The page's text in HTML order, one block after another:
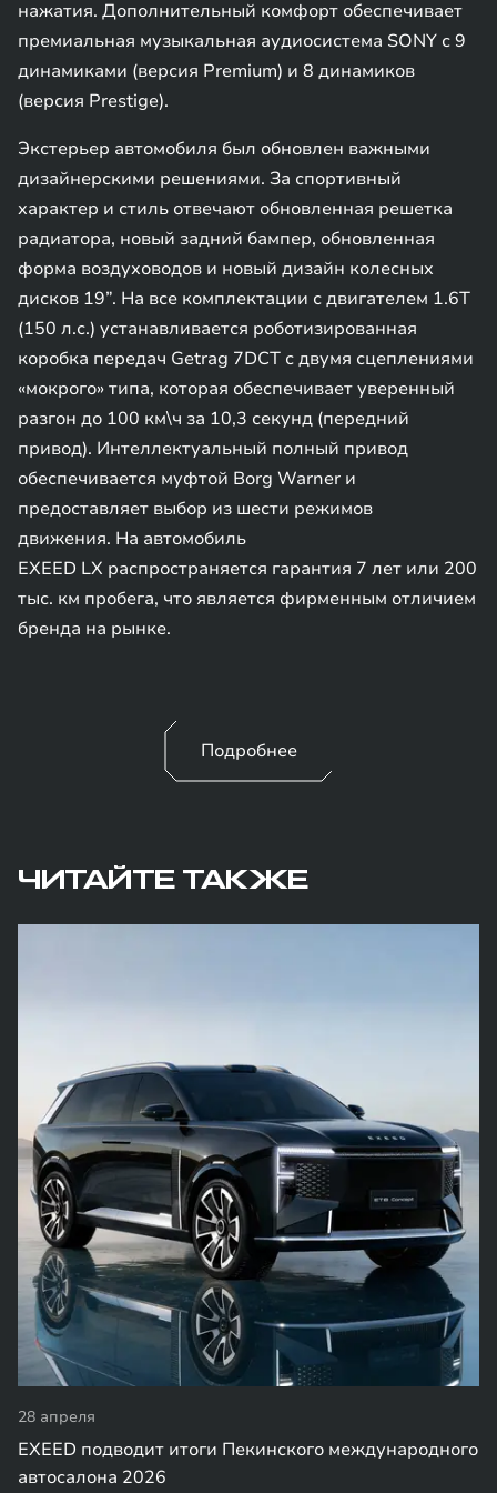
нажатия. Дополнительный комфорт обеспечивает
премиальная музыкальная аудиосистема SONY с 9
динамиками (версия Premium) и 8 динамиков
(версия Prestige).
Экстерьер автомобиля был обновлен важными
дизайнерскими решениями. За спортивный
характер и стиль отвечают обновленная решетка
радиатора, новый задний бампер, обновленная
форма воздуховодов и новый дизайн колесных
дисков 19”. На все комплектации с двигателем 1.6T
(150 л.с.) устанавливается роботизированная
коробка передач Getrag 7DCT с двумя сцеплениями
«мокрого» типа, которая обеспечивает уверенный
разгон до 100 км\ч за 10,3 секунд (передний
привод). Интеллектуальный полный привод
обеспечивается муфтой Borg Warner и
предоставляет выбор из шести режимов
движения. На автомобиль
EXEED LX распространяется гарантия 7 лет или 200
тыс. км пробега, что является фирменным отличием
бренда на рынке.
Подробнее
ЧИТАЙТЕ ТАКЖЕ
28 апреля
EXEED подводит итоги Пекинского международного
автосалона 2026